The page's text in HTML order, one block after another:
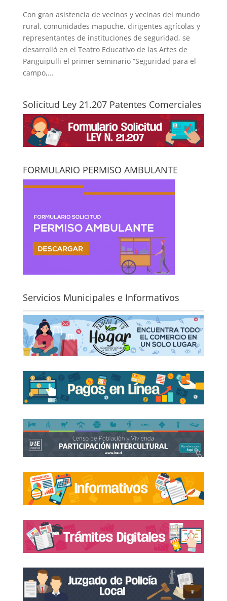
Con gran asistencia de vecinos y vecinas del mundo
rural, comunidades mapuche, dirigentes agrícolas y
representantes de instituciones de seguridad, se
desarrolló en el Teatro Educativo de las Artes de
Panguipulli el primer seminario “Seguridad para el
campo,...
Solicitud Ley 21.207 Patentes Comerciales
FORMULARIO PERMISO AMBULANTE
Servicios Municipales e Informativos